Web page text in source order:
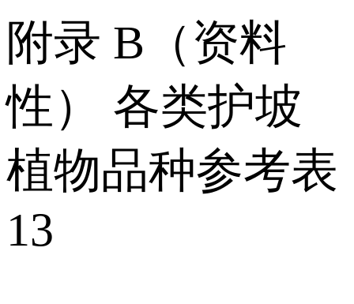
附录 B（资料
性） 各类护坡
植物品种参考表
13